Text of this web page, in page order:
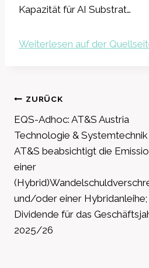
Kapazität für AI Substrat…
Weiterlesen auf der
Beitragsnavigation
ZURÜCK
EQS-Adhoc: AT&S Austria
Technologie & Systemtechnik
AT&S beabsichtigt die
einer
und/oder einer Hybridanleihe;
Dividende für das
2025/26